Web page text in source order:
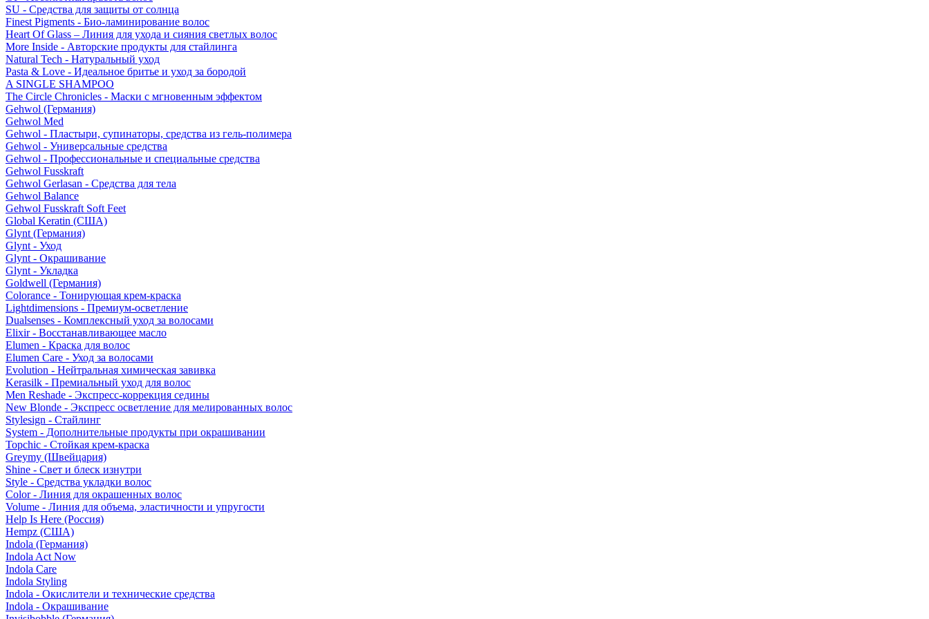
SU - Средства для защиты от солнца
Finest Pigments - Био-ламинирование волос
Heart Of Glass – Линия для ухода и сияния светлых волос
More Inside - Авторские продукты для стайлинга
Natural Tech - Натуральный уход
Pasta & Love - Идеальное бритье и уход за бородой
A SINGLE SHAMPOO
The Circle Chronicles - Маски с мгновенным эффектом
Gehwol (Германия)
Gehwol Med
Gehwol - Пластыри, супинаторы, средства из гель-полимера
Gehwol - Универсальные средства
Gehwol - Профессиональные и специальные средства
Gehwol Fusskraft
Gehwol Gerlasan - Средства для тела
Gehwol Balance
Gehwol Fusskraft Soft Feet
Global Keratin (США)
Glynt (Германия)
Glynt - Уход
Glynt - Окрашивание
Glynt - Укладка
Goldwell (Германия)
Colorance - Тонирующая крем-краска
Lightdimensions - Премиум-осветление
Dualsenses - Комплексный уход за волосами
Elixir - Восстанавливающее масло
Elumen - Краска для волос
Elumen Care - Уход за волосами
Evolution - Нейтральная химическая завивка
Kerasilk - Премиальный уход для волос
Men Reshade - Экспресс-коррекция седины
New Blonde - Экспресс осветление для мелированных волос
Stylesign - Стайлинг
System - Дополнительные продукты при окрашивании
Topchic - Стойкая крем-краска
Greymy (Швейцария)
Shine - Свет и блеск изнутри
Style - Средства укладки волос
Color - Линия для окрашенных волос
Volume - Линия для объема, эластичности и упругости
Help Is Here (Россия)
Hempz (США)
Indola (Германия)
Indola Act Now
Indola Care
Indola Styling
Indola - Окислители и технические средства
Indola - Окрашивание